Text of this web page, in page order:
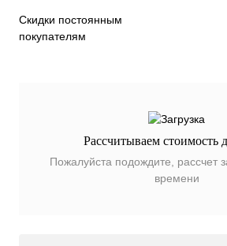
Скидки постоянным
покупателям
Рассчитываем стоимость
Пожалуйста подождите, рассчет
времени